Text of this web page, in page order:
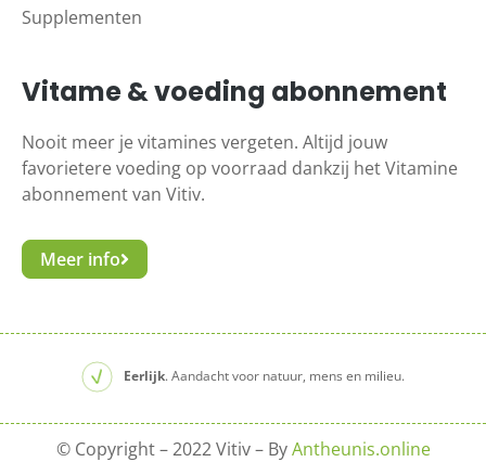
Supplementen
Vitame & voeding abonnement
Nooit meer je vitamines vergeten. Altijd jouw
favorietere voeding op voorraad dankzij het Vitamine
abonnement van Vitiv.
Meer info
Eerlijk. Aandacht voor natuur, mens en milieu.
© Copyright – 2022 Vitiv – ByAntheunis.online